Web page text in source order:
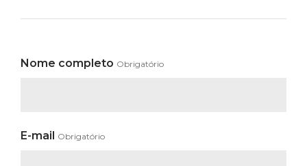
Nome completo Obrigatório
E-mail Obrigatório